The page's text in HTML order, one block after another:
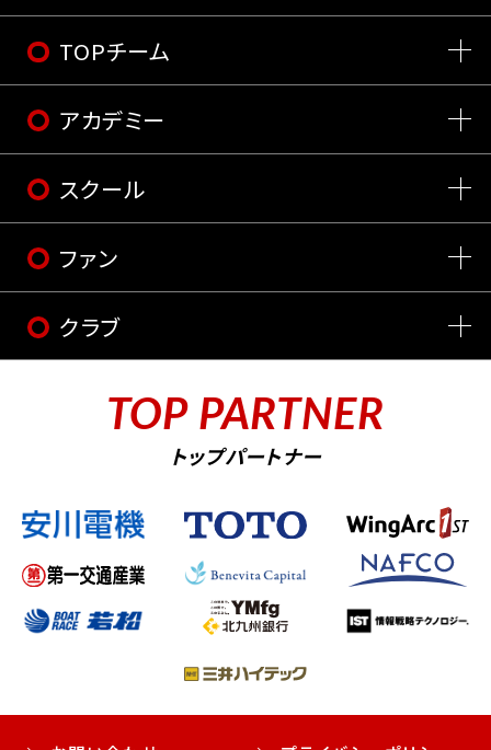
TOPチーム
アカデミー
スクール
ファン
クラブ
TOP PARTNER
トップパートナー